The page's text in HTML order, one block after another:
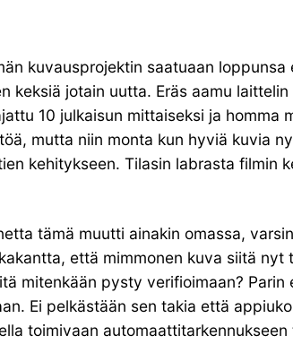
kuvausprojektin saatuaan
keksiä jotain uutta. Eräs aamu
10 julkaisun mittaiseksi ja
mutta niin monta kun hyviä kuvia
kehitykseen. Tilasin labrasta filmin
tämä muutti ainakin omassa,
että mimmonen kuva siitä
mitenkään pysty verifioimaan?
Ei pelkästään sen takia että
toimivaan